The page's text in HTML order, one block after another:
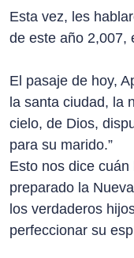
Esta vez, les
de este año 2,007,
El pasaje de hoy,
la santa ciudad, la
cielo, de Dios,
para su marido.”
Esto nos dice
preparado la
los verdaderos
perfeccionar su